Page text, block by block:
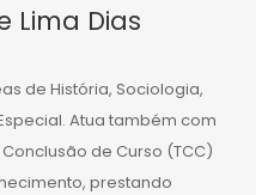
Lima Dias
de História, Sociologia,
Atua também com
de Curso (TCC)
prestando